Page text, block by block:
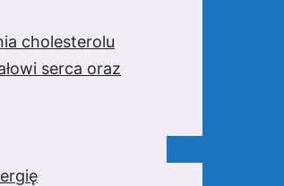
cholesterolu
serca oraz